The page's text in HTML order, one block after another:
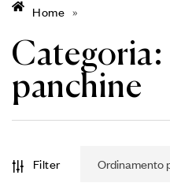
Home »
Categoria:
panchine
Filter